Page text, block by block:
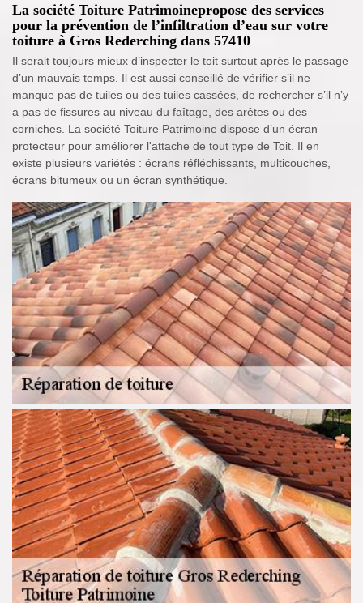
La société Toiture Patrimoinepropose des services
pour la prévention de l’infiltration d’eau sur votre
toiture à Gros Rederching dans 57410
Il serait toujours mieux d’inspecter le toit surtout après le passage
d’un mauvais temps. Il est aussi conseillé de vérifier s’il ne
manque pas de tuiles ou des tuiles cassées, de rechercher s’il n’y
a pas de fissures au niveau du faîtage, des arêtes ou des
corniches. La société Toiture Patrimoine dispose d’un écran
protecteur pour améliorer l'attache de tout type de Toit. Il en
existe plusieurs variétés : écrans réfléchissants, multicouches,
écrans bitumeux ou un écran synthétique.